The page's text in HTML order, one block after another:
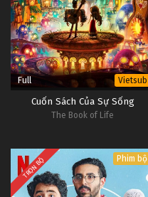
Full Vietsub
Cuốn Sách Của Sự Sống
The Book of Life
TRỌN BỘ Phim bộ